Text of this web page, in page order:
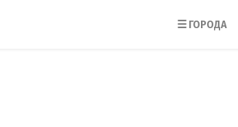
☰ ГОРОДА